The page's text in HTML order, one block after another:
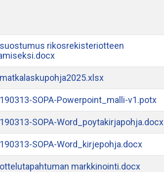
suostumus rikosrekisteriotteen
matkalaskupohja2025.xlsx
190313-SOPA-Powerpoint_malli-v1.potx
190313-SOPA-Word_poytakirjapohja.docx
190313-SOPA-Word_kirjepohja.docx
ottelutapahtuman markkinointi.docx